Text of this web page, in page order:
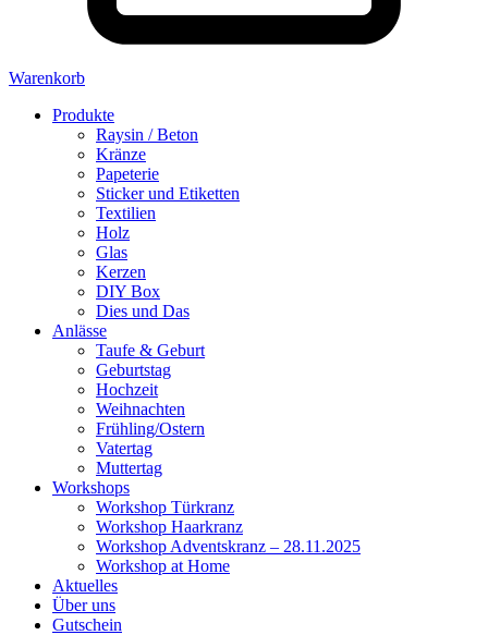
Warenkorb
Produkte
Raysin / Beton
Kränze
Papeterie
Sticker und Etiketten
Textilien
Holz
Glas
Kerzen
DIY Box
Dies und Das
Anlässe
Taufe & Geburt
Geburtstag
Hochzeit
Weihnachten
Frühling/Ostern
Vatertag
Muttertag
Workshops
Workshop Türkranz
Workshop Haarkranz
Workshop Adventskranz – 28.11.2025
Workshop at Home
Aktuelles
Über uns
Gutschein